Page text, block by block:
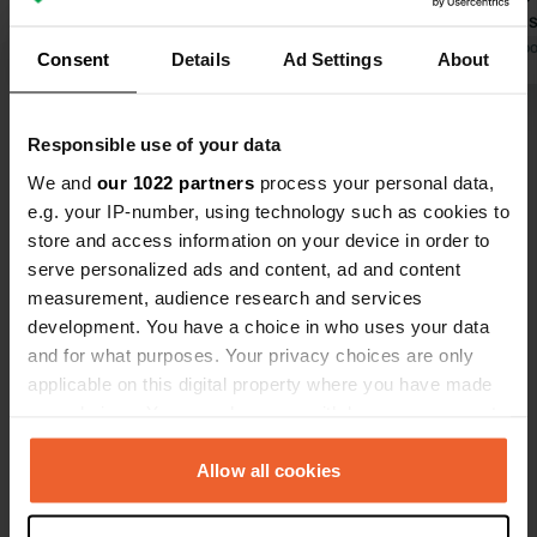
Consent Details Ad Settings About
Responsible use of your data
We and our 1022 partners process your personal data,
e.g. your IP-number, using technology such as cookies to
store and access information on your device in order to
serve personalized ads and content, ad and content
measurement, audience research and services
development. You have a choice in who uses your data
and for what purposes. Your privacy choices are only
applicable on this digital property where you have made
any time from the Cookie Declaration or by clicking on
the Privacy trigger icon.Allow all cookies
peu de sanitaires (douches et
douche. Le pire des plus de 40
et au Portugal en trois mois.
Nécessite une rénovation complète
et beaucoup plus de sanitaires.
absolu,
mètres.
propreté
chargé.
mauvais
excursions
manquez
dans les
Traduit par
Es-tu déjà venu ici ?
Contact
Emplacement
22145, Alquézar, Espagne